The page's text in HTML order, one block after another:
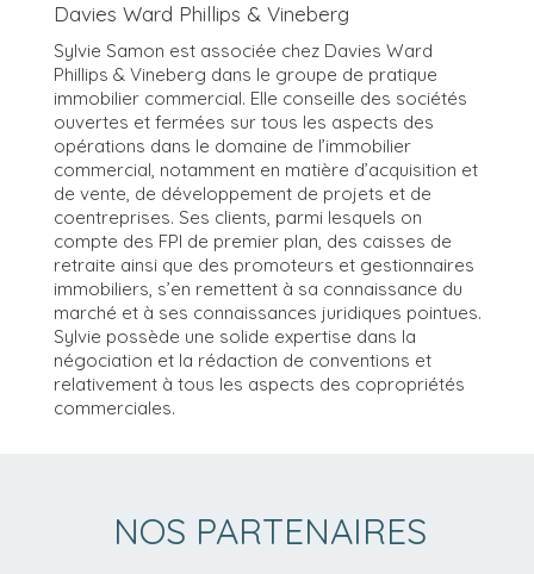
Davies Ward Phillips & Vineberg
Sylvie Samon est associée chez Davies Ward
Phillips & Vineberg dans le groupe de pratique
immobilier commercial. Elle conseille des sociétés
ouvertes et fermées sur tous les aspects des
opérations dans le domaine de l’immobilier
commercial, notamment en matière d’acquisition et
de vente, de développement de projets et de
coentreprises. Ses clients, parmi lesquels on
compte des FPI de premier plan, des caisses de
retraite ainsi que des promoteurs et gestionnaires
immobiliers, s’en remettent à sa connaissance du
marché et à ses connaissances juridiques pointues.
Sylvie possède une solide expertise dans la
négociation et la rédaction de conventions et
relativement à tous les aspects des copropriétés
commerciales.
NOS PARTENAIRES